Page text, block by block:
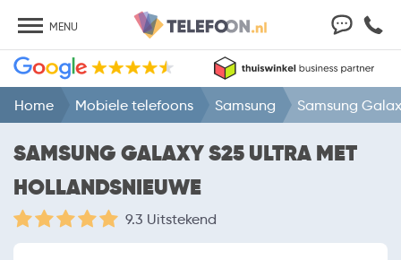
MENU
Home Mobiele telefoons Samsung Samsung
SAMSUNG GALAXY S25 ULTRA MET
HOLLANDSNIEUWE
9.3 Uitstekend